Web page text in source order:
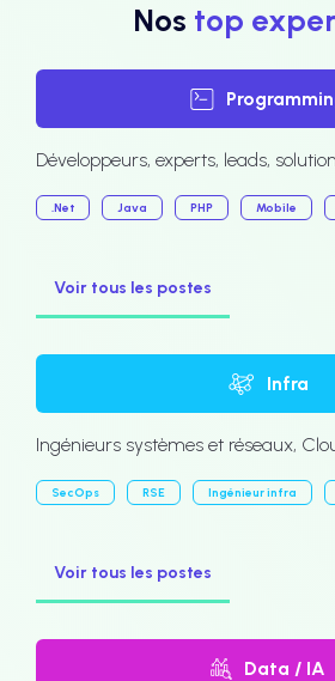
Nos top
Développeurs, experts, leads,
.Net Java PHP Mobile
Voir tous les postes
Infra
Ingénieurs systèmes et réseaux,
SecOps RSE Ingénieur infra
Voir tous les postes
Data / IA